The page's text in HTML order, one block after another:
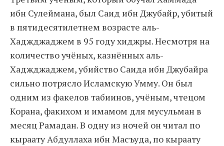
ибн Сулеймана, был Саид ибн Джубайр, убитый
в пятидесятилетнем возрасте аль-
Хаджджаджем в 95 году хиджры. Несмотря на
количество учёных, казнённых аль-
Хаджджаджем, убийство Саида ибн Джубайра
сильно потрясло Исламскую Умму. Он был
одним из факелов табиинов, учёным, чтецом
Корана, факихом и имамом для мусульман в
месяц Рамадан. В одну из ночей он читал по
кыраату Абдуллаха ибн Масъуда, по кыраату